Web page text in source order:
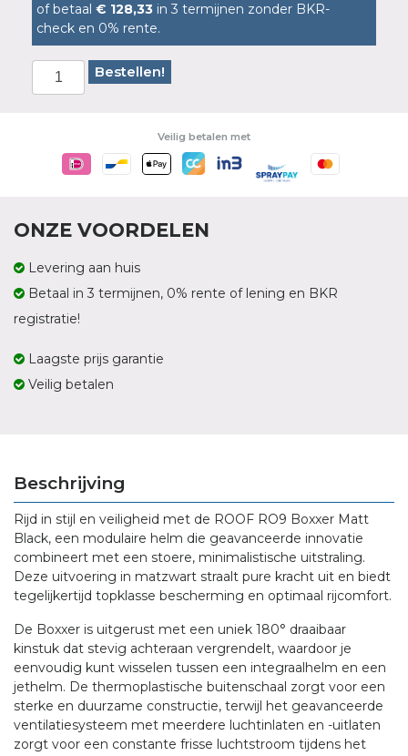
of betaal € 128,33 in 3 termijnen zonder BKR-
check en 0% rente.
Bestellen!
Veilig betalen met
ONZE VOORDELEN
Levering aan huis
Betaal in 3 termijnen, 0% rente of lening en BKR
registratie!
Laagste prijs garantie
Veilig betalen
Beschrijving
Rijd in stijl en veiligheid met de ROOF RO9 Boxxer Matt
Black, een modulaire helm die geavanceerde innovatie
combineert met een stoere, minimalistische uitstraling.
Deze uitvoering in matzwart straalt pure kracht uit en biedt
tegelijkertijd topklasse bescherming en optimaal rijcomfort.
De Boxxer is uitgerust met een uniek 180° draaibaar
kinstuk dat stevig achteraan vergrendelt, waardoor je
eenvoudig kunt wisselen tussen een integraalhelm en een
jethelm. De thermoplastische buitenschaal zorgt voor een
sterke en duurzame constructie, terwijl het geavanceerde
ventilatiesysteem met meerdere luchtinlaten en -uitlaten
zorgt voor een constante frisse luchtstroom tijdens het